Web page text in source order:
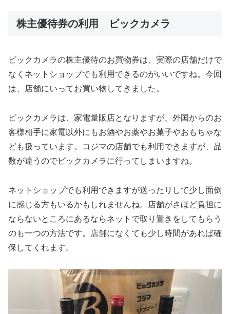
株主優待券の利用 ビックカメラ
ビックカメラの株主優待のお買物券は、実際の店舗だけで
なくネットショップでも利用できるのがいいですね。今回
は、店舗にいってお買い物してきました。
ビックカメラは、家電量販店となりますが、外国からのお
客様相手に家電以外にもお酒やお薬やお菓子やおもちゃな
ども扱っています。コジマの店舗でも利用できますが、品
数が違うのでビックカメラに行ってしまいますね。
ネットショップでも利用できますが送ったりして少し面倒
に感じる方もいるかもしれませんね。店舗がさほど負担に
ならないところにあるならネットで取り置きをしてもらう
のも一つの方法です。店舗になくても少し時間があれば確
保してくれます。